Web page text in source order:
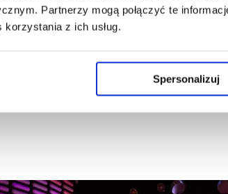
Partnerzy mogą połączyć te
z ich usług.
Spersonalizuj